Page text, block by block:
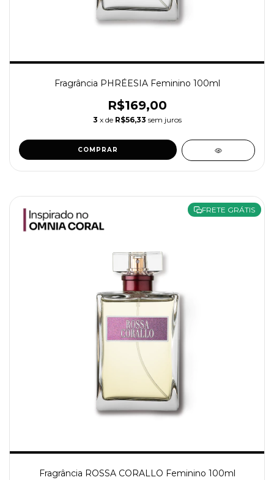
Fragrância PHRÉESIA Feminino 100ml
R$169,00
3 x de R$56,33 sem juros
COMPRAR
FRETE GRÁTIS
Fragrância ROSSA CORALLO Feminino 100ml